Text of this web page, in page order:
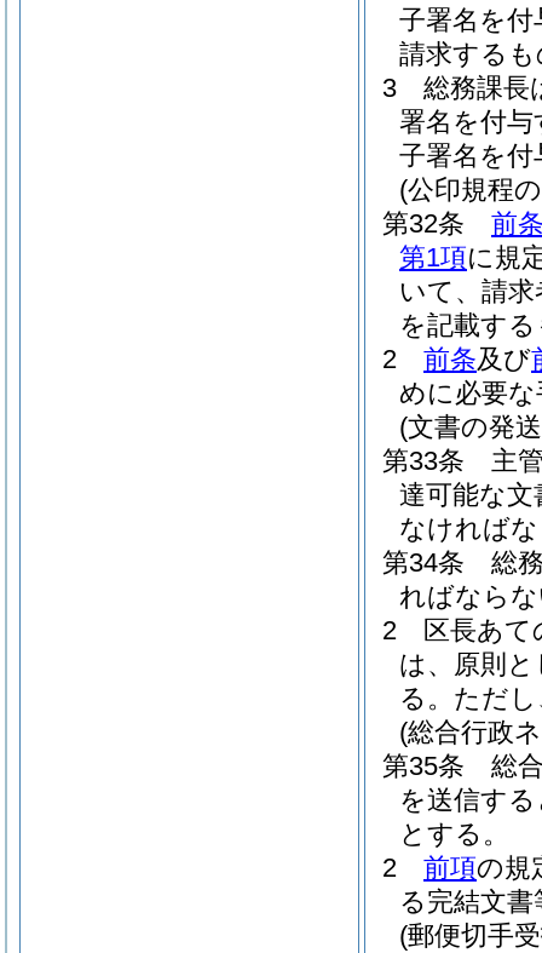
子署名を
請求する
3
総務課長
署名を付
子署名を
(公印規程
第32条
前
第1項に規
いて、請求
を記載す
2
前条及び
めに必要
(文書の発
第33条
主
達可能な
なければ
第34条
総
ればなら
2
区長あ
は、原則
る。 ただ
(総合行政
第35条
総
を送信す
とする。
2
前項の規
る完結文
(郵便切手